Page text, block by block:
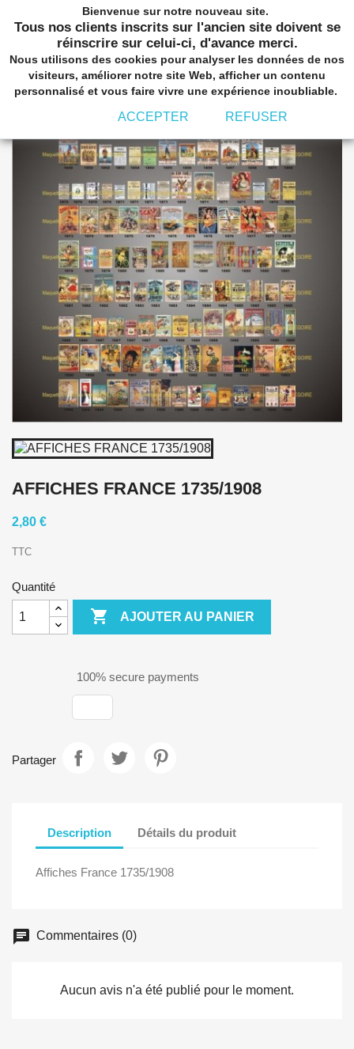
 shopping_cart

AFFICHES FRANCE 1735/1908
2,80 €
TTC
Quantité
 AJOUTER AU PANIER
100% secure payments
Partager
Description Détails du produit
Affiches France 1735/1908
chat Commentaires (0)
Aucun avis n'a été publié pour le moment.
Bienvenue sur notre nouveau site.
Tous nos clients inscrits sur l'ancien site doivent se
réinscrire sur celui-ci, d'avance merci.
Nous utilisons des cookies pour analyser les données de nos
visiteurs, améliorer notre site Web, afficher un contenu
personnalisé et vous faire vivre une expérience inoubliable.
ACCEPTER REFUSER